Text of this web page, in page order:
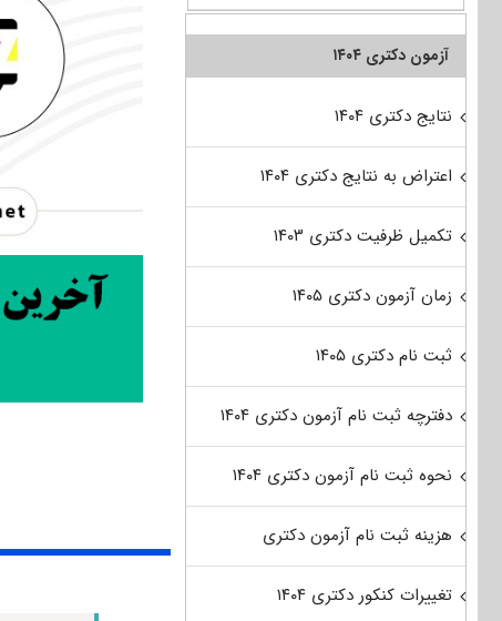
آزمون دکتری ۱۴۰۴
نتایج دکتری ۱۴۰۴
اعتراض به نتایج دکتری ۱۴۰۴
تکمیل ظرفیت دکتری ۱۴۰۳
زمان آزمون دکتری ۱۴۰۵
ثبت نام دکتری ۱۴۰۵
دفترچه ثبت نام آزمون دکتری ۱۴۰۴
نحوه ثبت نام آزمون دکتری ۱۴۰۴
هزینه ثبت نام آزمون دکتری
تغییرات کنکور دکتری ۱۴۰۴